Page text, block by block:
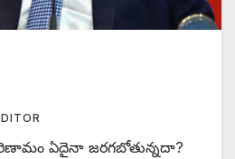
ఏదైనా జరగబోతున్నదా?